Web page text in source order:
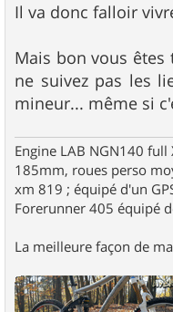
Il va donc falloir
Mais bon vous
ne suivez pas les
mineur... même si
Engine LAB NGN140
185mm, roues perso
xm 819 ; équipé d'un
Forerunner 405 équipé
La meilleure façon de